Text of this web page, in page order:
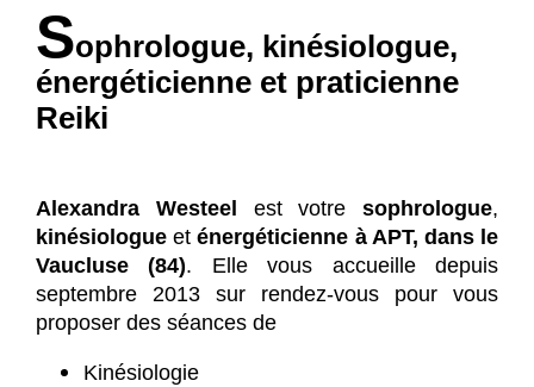
Sophrologue, kinésiologue,
énergéticienne et praticienne
Reiki
Alexandra Westeel est votre sophrologue,
kinésiologueet énergéticienne à APT, dans le
Vaucluse (84). Elle vous accueille depuis
septembre 2013 sur rendez-vous pour vous
proposer des séances de
Kinésiologie